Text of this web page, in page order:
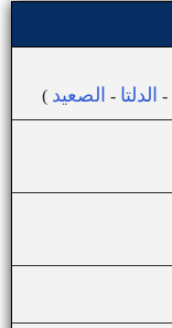
( - الدلتا - الصعيد